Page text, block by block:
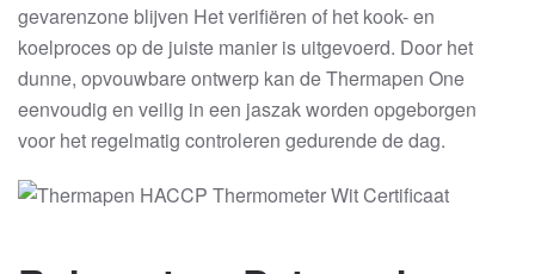
gevarenzone blijven Het verifiëren of het kook- en
koelproces op de juiste manier is uitgevoerd. Door het
dunne, opvouwbare ontwerp kan de Thermapen One
eenvoudig en veilig in een jaszak worden opgeborgen
voor het regelmatig controleren gedurende de dag.